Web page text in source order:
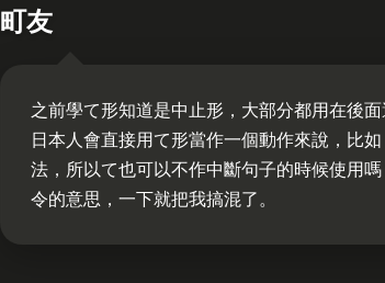
町友
之前學て形知道是中止形，大部分都用在後
日本人會直接用て形當作一個動作來說，比
法，所以て也可以不作中斷句子的時候使用
令的意思，一下就把我搞混了。